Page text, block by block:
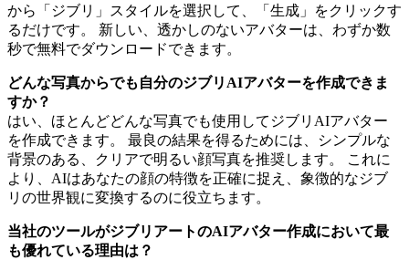
から「ジブリ」スタイルを選択して、「生成」をクリックす
るだけです。 新しい、透かしのないアバターは、わずか数
秒で無料でダウンロードできます。
どんな写真からでも自分のジブリAIアバターを作成できま
すか？
はい、ほとんどどんな写真でも使用してジブリAIアバター
を作成できます。 最良の結果を得るためには、シンプルな
背景のある、クリアで明るい顔写真を推奨します。 これに
より、AIはあなたの顔の特徴を正確に捉え、象徴的なジブ
リの世界観に変換するのに役立ちます。
当社のツールがジブリアートのAIアバター作成において最
も優れている理由は？